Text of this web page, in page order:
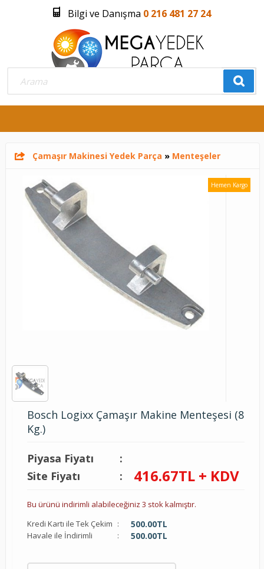
Bilgi ve Danışma 0 216 481 27 24
Üye Girişi Üye Olmak İstiyorum
Çamaşır Makinesi Yedek Parça » Menteşeler
Hemen Kargo
Bosch Logixx Çamaşır Makine Menteşesi (8
Kg.)
Piyasa Fiyatı
:
Site Fiyatı
: 416.67TL + KDV
Bu ürünü indirimli alabileceğiniz 3 stok kalmıştır.
Kredi Kartı ile Tek Çekim : 500.00TL
Havale ile İndirimli : 500.00TL